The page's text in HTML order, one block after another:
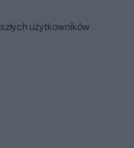
użytkowników